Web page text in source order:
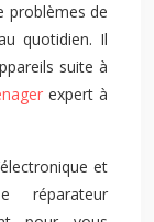
problèmes de
quotidien. Il
suite à
expert à
et
réparateur